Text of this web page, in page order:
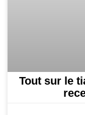
Tout sur le